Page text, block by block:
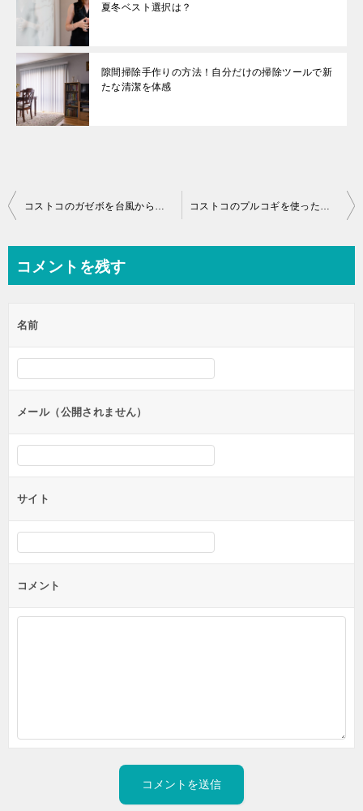
夏冬ベスト選択は？
隙間掃除手作りの方法！自分だけの掃除ツールで新
たな清潔を体感
投
ビ
ー
シ
ン
コストコのガゼボを台風から守る！値段、設置、強度、そして補強方法 コストコのプルコギを使った殿堂アレンジレシピ！究極のおすすめを紹介
コメントを残す
名前
メール（公開されません）
サイト
コメント